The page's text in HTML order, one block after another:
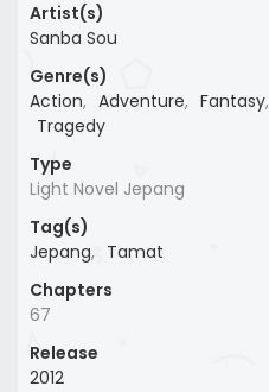
Artist(s)
Sanba Sou
Genre(s)
Action, Adventure, Fantasy,
Tragedy
Type
Light Novel Jepang
Tag(s)
Jepang, Tamat
Chapters
67
Release
2012